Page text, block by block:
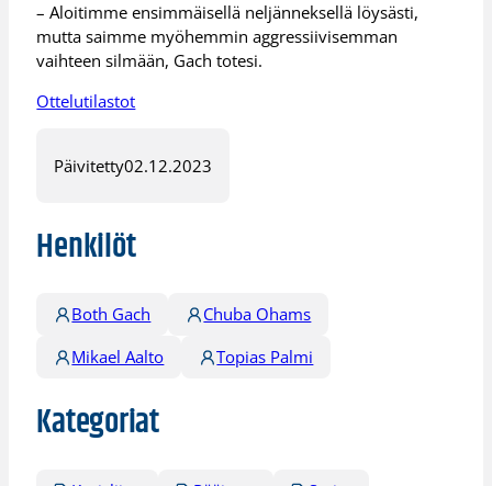
– Aloitimme ensimmäisellä neljänneksellä löysästi,
mutta saimme myöhemmin aggressiivisemman
vaihteen silmään, Gach totesi.
Ottelutilastot
Päivitetty02.12.2023
Henkilöt
Both Gach
Chuba Ohams
Mikael Aalto
Topias Palmi
Kategoriat